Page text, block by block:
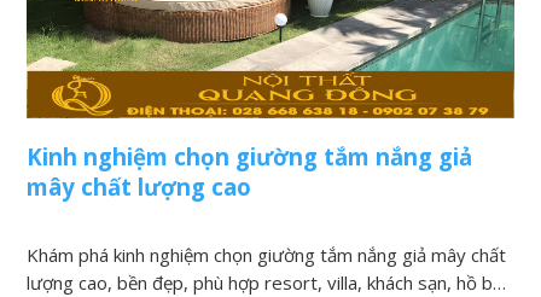
Kinh nghiệm chọn giường tắm nắng giả
mây chất lượng cao
Khám phá kinh nghiệm chọn giường tắm nắng giả mây chất
lượng cao, bền đẹp, phù hợp resort, villa, khách sạn, hồ bơi